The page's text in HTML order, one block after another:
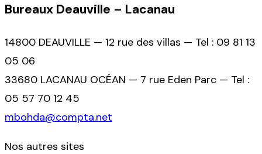
Bureaux Deauville – Lacanau
14800 DEAUVILLE — 12 rue des villas — Tel : 09 81 13
05 06
33680 LACANAU OCÉAN — 7 rue Eden Parc — Tel :
05 57 70 12 45
mbohda@compta.net
Nos autres sites